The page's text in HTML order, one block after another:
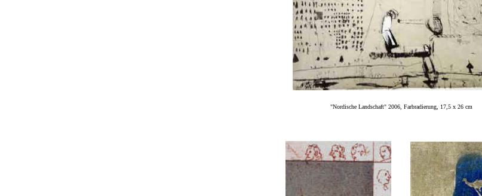
"Nordische Landschaft" 2006, Farbradierung, 17,5 x 26 cm